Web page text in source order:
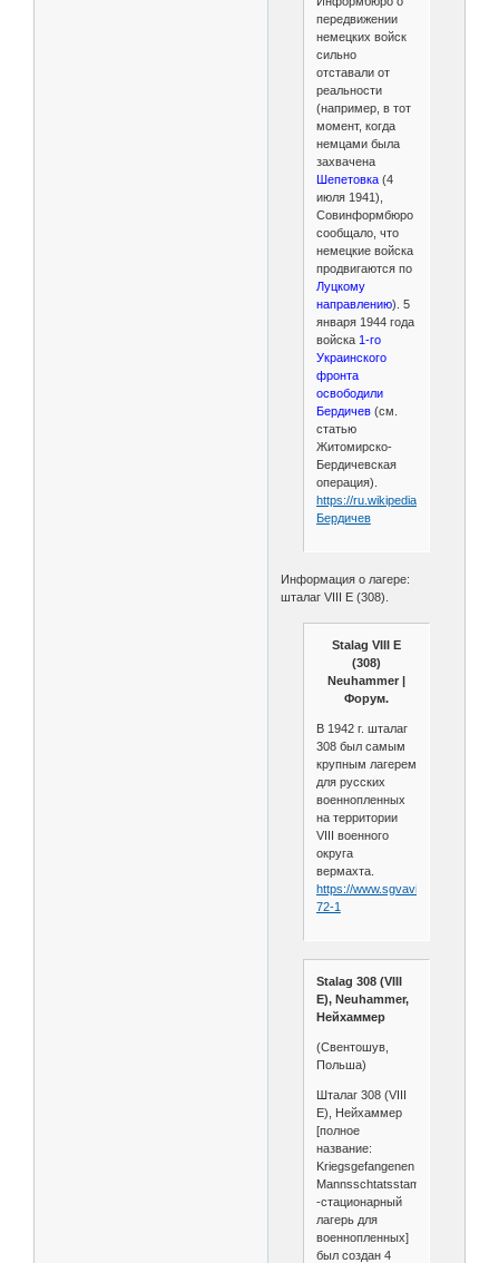
передвижении
немецких войск
сильно
отставали от
реальности
(например, в тот
момент, когда
немцами была
захвачена
Шепетовка(4
июля 1941),
Совинформбюро
сообщало, что
немецкие войска
продвигаются по
Луцкому
направлению). 5
января 1944 года
войска 1-го
Украинского
фронта
освободили
Бердичев(см.
статью
Житомирско-
Бердичевская
операция).
https://ru.wikipedia.org/wiki/
Бердичев
Информация о лагере:
шталаг VIII E (308).
Stalag VIII E
(308)
Neuhammer |
Форум.
В 1942 г. шталаг
308 был самым
крупным лагерем
для русских
военнопленных
на территории
VIII военного
округа
вермахта.
https://www.sgvavia.ru/forum/
72-1
Stalag 308 (VIII
E), Neuhammer,
Нейхаммер
(Свентошув,
Польша)
Шталаг 308 (VIII
E), Нейхаммер
[полное
название:
Kriegsgefangenen
Mannsschtatsstammlager
-стационарный
лагерь для
военнопленных]
был создан 4